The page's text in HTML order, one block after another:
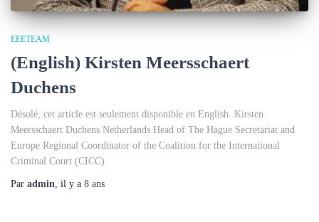
EEETEAM
(English) Kirsten Meersschaert
Duchens
Désolé, cet article est seulement disponible en English. Kirsten
Meersschaert Duchens Netherlands Head of The Hague Secretariat and
Europe Regional Coordinator of the Coalition for the International
Criminal Court (CICC)
Par admin , il y a 8 ans